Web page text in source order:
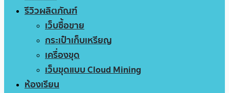
รีวิวผลิตภัณฑ์
เว็บซื้อขาย
กระเป๋าเก็บเหรียญ
เครื่องขุด
เว็บขุดแบบ Cloud Mining
ห้องเรียน